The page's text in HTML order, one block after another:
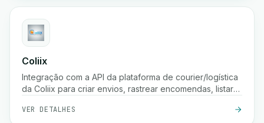
Coliix
Integração com a API da plataforma de courier/logística
da Coliix para criar envios, rastrear encomendas, listar
VER DETALHES